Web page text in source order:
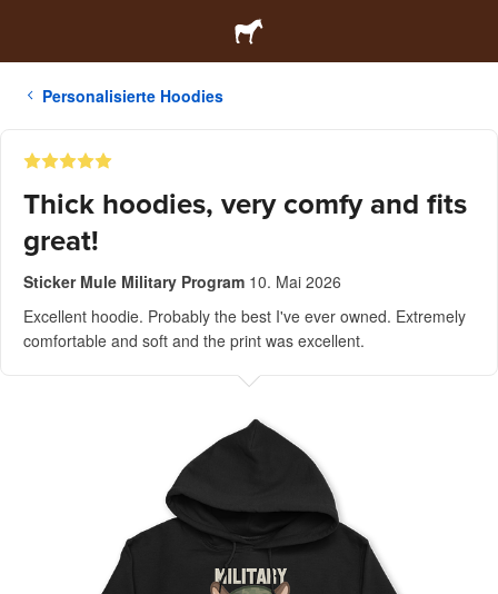
Personalisierte Hoodies
Thick hoodies, very comfy and fits
great!
Sticker Mule Military Program 10. Mai 2026
Excellent hoodie. Probably the best I've ever owned. Extremely
comfortable and soft and the print was excellent.